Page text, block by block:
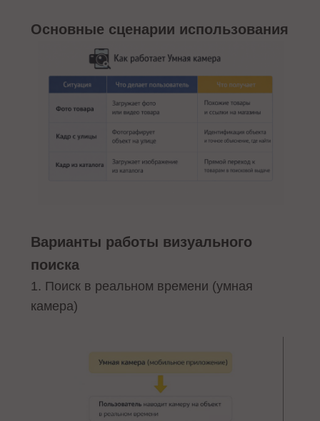
Основные сценарии использования
Варианты работы визуального
поиска
1. Поиск в реальном времени (умная
камера)